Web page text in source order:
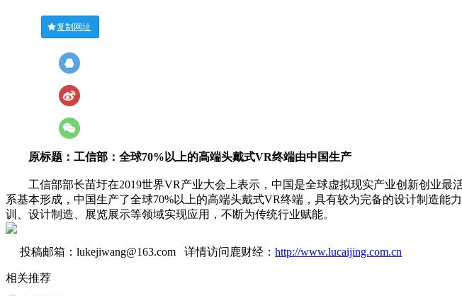
复制网址
原标题：工信部：全球70%以上的高端头戴式VR终端由中国生产
工信部部长苗圩在2019世界VR产业大会上表示，中国是全球虚拟现实产业创新创业最
系基本形成，中国生产了全球70%以上的高端头戴式VR终端，具有较为完备的设计制造
训、设计制造、展览展示等领域实现应用，不断为传统行业赋能。
投稿邮箱：lukejiwang@163.com 详情访问鹿财经： http://www.lucaijing.com.cn
相关推荐